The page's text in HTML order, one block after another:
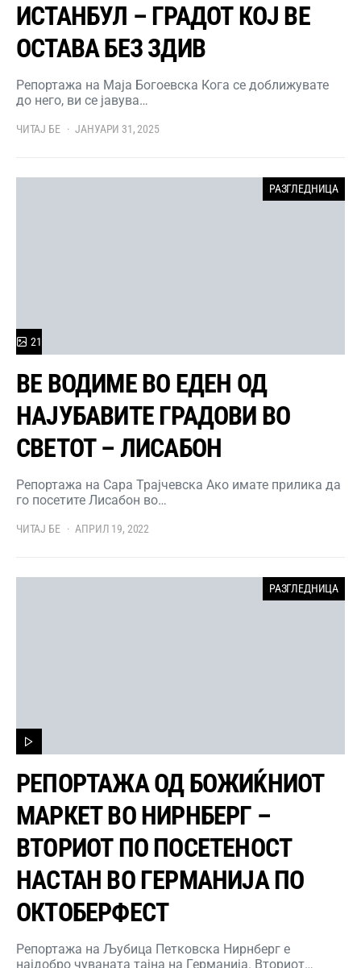
ИСТАНБУЛ – ГРАДОТ КОЈ ВЕ
ОСТАВА БЕЗ ЗДИВ
Репортажа на Маја Богоевска Кога се доближувате
до него, ви се јавува…
ЧИТАЈ БЕ ЈАНУАРИ 31, 2025
РАЗГЛЕДНИЦА
21
ВЕ ВОДИМЕ ВО ЕДЕН ОД
НАЈУБАВИТЕ ГРАДОВИ ВО
СВЕТОТ – ЛИСАБОН
Репортажа на Сара Трајчевска Ако имате прилика да
го посетите Лисабон во…
ЧИТАЈ БЕ АПРИЛ 19, 2022
РАЗГЛЕДНИЦА
РЕПОРТАЖА ОД БОЖИЌНИОТ
МАРКЕТ ВО НИРНБЕРГ –
ВТОРИОТ ПО ПОСЕТЕНОСТ
НАСТАН ВО ГЕРМАНИЈА ПО
ОКТОБЕРФЕСТ
Репортажа на Љубица Петковска Нирнберг е
најдобро чуваната тајна на Германија. Вториот…